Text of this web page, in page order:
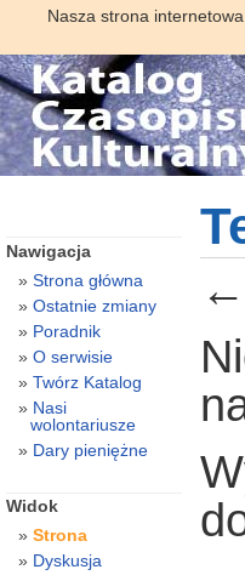
Nasza strona
←
Nawigacja
Strona główna
Ostatnie zmiany
Poradnik
O serwisie
Twórz Katalog
Nasi
wolontariusze
Dary pieniężne
Widok
Strona
Dyskusja